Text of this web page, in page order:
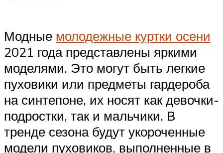
Модные молодежные куртки осени
2021 года представлены яркими
моделями. Это могут быть легкие
пуховики или предметы гардероба
на синтепоне, их носят как девочки-
подростки, так и мальчики. В
тренде сезона будут укороченные
модели пуховиков, выполненные в